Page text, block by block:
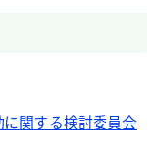
関する検討委員会